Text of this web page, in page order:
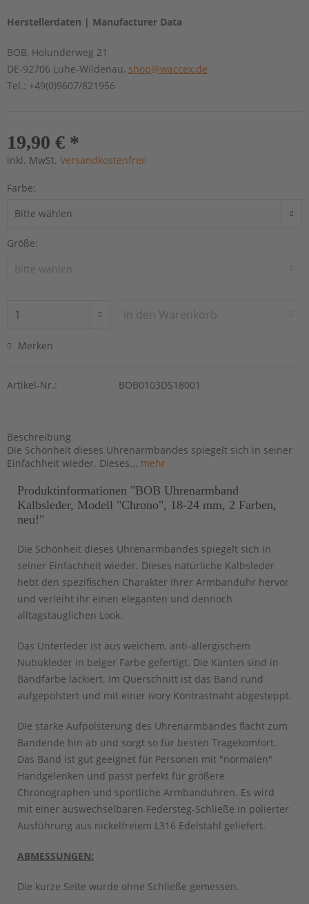
Herstellerdaten | Manufacturer Data
BOB, Holunderweg 21
DE-92706 Luhe-Wildenau, shop@waccex.de
Tel.: +49(0)9607/821956
19,90 € *
inkl. MwSt. Versandkostenfrei!
Farbe:
Größe:
In den Warenkorb
Merken
Artikel-Nr.: BOB0103DS18001
Beschreibung
Die Schönheit dieses Uhrenarmbandes spiegelt sich in seiner
Einfachheit wieder. Dieses... mehr
Produktinformationen "BOB Uhrenarmband
Kalbsleder, Modell "Chrono", 18-24 mm, 2 Farben,
neu!"
Die Schönheit dieses Uhrenarmbandes spiegelt sich in
seiner Einfachheit wieder. Dieses natürliche Kalbsleder
hebt den spezifischen Charakter Ihrer Armbanduhr hervor
und verleiht ihr einen eleganten und dennoch
alltagstauglichen Look.
Das Unterleder ist aus weichem, anti-allergischem
Nubukleder in beiger Farbe gefertigt. Die Kanten sind in
Bandfarbe lackiert. Im Querschnitt ist das Band rund
aufgepolstert und mit einer ivory Kontrastnaht abgesteppt.
Die starke Aufpolsterung des Uhrenarmbandes flacht zum
Bandende hin ab und sorgt so für besten Tragekomfort.
Das Band ist gut geeignet für Personen mit "normalen"
Handgelenken und passt perfekt für größere
Chronographen und sportliche Armbanduhren. Es wird
mit einer auswechselbaren Federsteg-Schließe in polierter
Ausführung aus nickelfreiem L316 Edelstahl geliefert.
ABMESSUNGEN:
Die kurze Seite wurde ohne Schließe gemessen.